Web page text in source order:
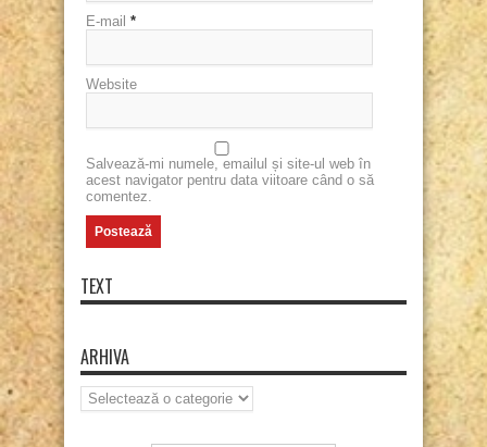
E-mail *
Website
Salvează-mi numele, emailul și site-ul web în
acest navigator pentru data viitoare când o să
comentez.
TEXT
ARHIVA
Arhiva